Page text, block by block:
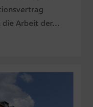
die Arbeit der…